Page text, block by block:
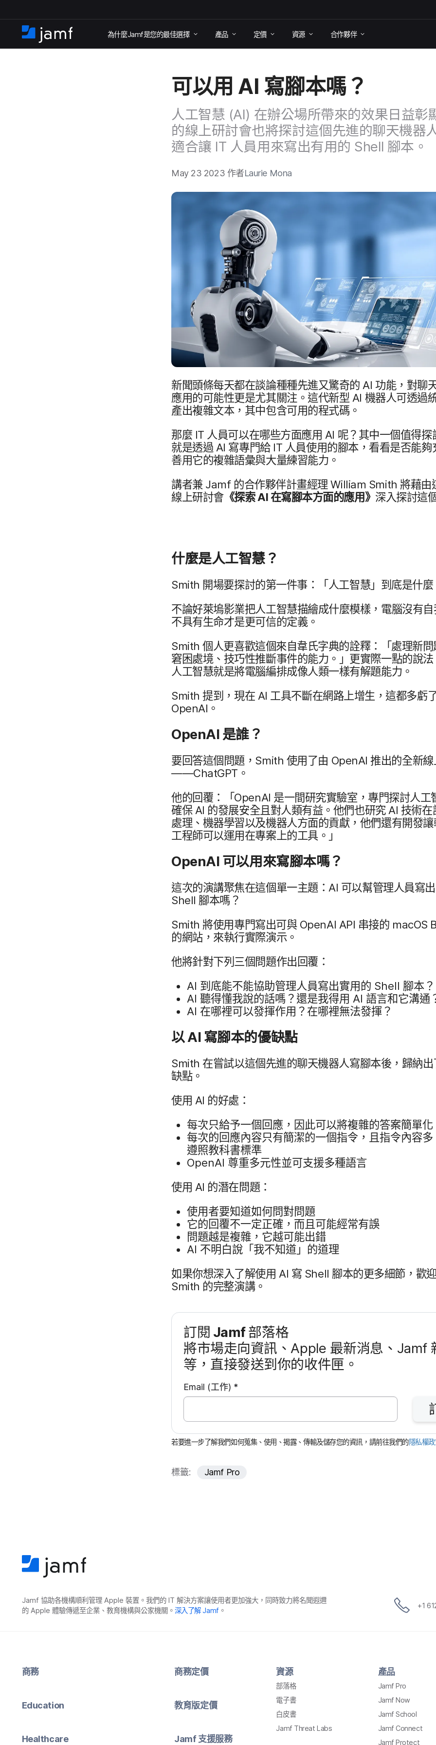
​
至
住
家
為​什麼Jamf是​您​的​最佳​選擇 產品 定​價 資源 合作​夥伴
可以​用 AI 寫​腳​本​嗎？
人​工智慧 (AI) 在​辦​公場​所​帶來​的​效果​日益​彰
的​線上​研討會​也​將​探討​這​個​先進​的​聊天​機器
適合​讓 IT 人員​用​來​寫出​有用​的 Shell 腳本。
May 23 2023 作​者Laurie Mona
新聞頭​條​每​天​都​在​談論​種​種​先進​又​驚奇​的 AI 功能，​對​聊
應用​的​可能​性​更​是​尤其​關注。​這​代​新型 AI 機器​人​可​透過​
產出​複雜​文本，​其中​包含​可用​的​程式​碼。
那麼 IT 人員​可以​在​哪些​方面​應​用 AI 呢？​其中​一​個​值得​探
就是​透過 AI 寫​專門​給IT 人員​使用​的​腳本，​看看​是否​能夠​
善用它​的​複雜​語彙​與​大量​練習​能力。
講​者​兼Jamf 的​合作​夥伴​計畫​經理 William Smith將​藉由​
線上​研討會《探索AI在​寫腳​本​方面​的​應用​》 深入​探討​這​
什麼​是​人工智慧？
Smith 開場​要​探討​的​第一​件​事：​「人​工智慧」​到底​是​什麼
不論​好​萊塢​影業​把​人工智慧​描​繪成什麼​模樣，​電腦​沒有​
不具有​生命​才​是​更​可信​的​定義。
Smith個人​更​喜歡​這​個​來自​韋氏​字典​的​詮釋：​「處理​新​
窘困​處境、​技巧性​推斷​事件​的​能力。​」​更​實際​一點​的​說法
人工智慧​就是​將​電腦​編排成​像​人​類​一樣​有​解題​能力。
Smith提到，​現在 AI 工具​不斷​在​網路​上​增生，​這​都​多虧​
OpenAI 。
OpenAI 是​誰？
要​回答​這​個​問題， Smith 使用​了​由 OpenAI推出​的​全​新
——ChatGPT 。
他​的​回覆：​「OpenAI 是​一間​研究​實驗室，​專門​探討人​工
確保AI 的​發展​安全且​對​人類​有益。​他們​也​研究AI 技術​在​
處理、​機器​學習​以及​機器​人​方面​的​貢獻，​他們​還​有​開發​
工程師​可以​運用​在​專案​上​的​工具。​」
OpenAI 可以​用​來​寫​腳​本​嗎？
這​次​的​演講​聚焦​在​這​個​單一​主題： AI 可以​幫​管理​人員​寫
Shell 腳​本​嗎？
Smith將​使用​專門​寫出可​與OpenAI API 串接​的 macOS
的​網站，​來​執行​實際​演示。
他​將​針對​下列​三​個​問題​作出​回覆：
AI 到​底​能​不能​協助​管理​人員​寫出​實用​的 Shell 腳本？
AI 聽得​懂​我​說​的​話嗎？​還是​我得用 AI 語言​和​它​溝通
AI 在​哪​裡​可以​發揮​作用？​在​哪​裡​無法​發揮？
以AI 寫​腳本​的​優缺​點
Smith 在​嘗試以​這​個​先進​的​聊天​機器​人​寫​腳本​後，​歸納
缺點。
使用 AI 的​好處：
每​次​只給​予​一​個​回應，​因此​可以​將​複雜​的​答案​簡單化
每​次​的​回應​內容​只有​簡潔​的​一​個​指令，​且​指令​內容多​
遵照教科書​標準
OpenAI 尊重多​元性​並​可​支援​多​種​語言
使用 AI 的​潛在​問題：
使用​者​要​知道​如何問​對​問題
它​的​回覆​不​一定​正確，​而且​可能​經常​有​誤
問題​越​是​複雜，​它越​可能​出錯
AI 不明白​說​「我​不​知道」​的​道理
如果​你​想​深入​了​解​使用 AI 寫 Shell 腳本​的​更多​細節，​歡
Smith 的​完整​演講。
訂閱 Jamf部​落格
將​市場​走向​資訊、Apple 最​新​消息、 Jamf
等，​直接​發送​到​你​的​收件​匣。
Email (工作) *必
填
位
若​要​進一步​了​解​我們​如何​蒐集、​使用、​揭露、​傳輸​及​儲存您​的​資訊，​請​前往​我們​的隱私權​
標籤: Jamf Pro
Jamf 協助​各​機構​順利​管理Apple 裝置。​我們​的IT 解決​方案​讓​使用​者​更​加強​大，​同時​致力​將​名聞​遐邇​
的Apple 體驗​傳遞​至​企業、​教育​機構​與​公家​機關。 深入​了​解Jamf。
+1
商務
Education
Healthcare
商務定​價
教育版定​價
Jamf支援​服務
資源
部​落格
電子書
白皮書
Jamf Threat Labs
產品
Jamf Pro
Jamf Now
Jamf School
Jamf Connect
Jamf Protect